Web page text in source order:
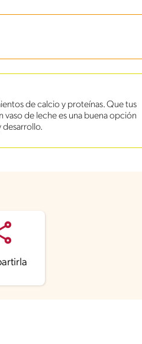
de calcio y proteínas. Que tus
vaso de leche es una buena opción
desarrollo.